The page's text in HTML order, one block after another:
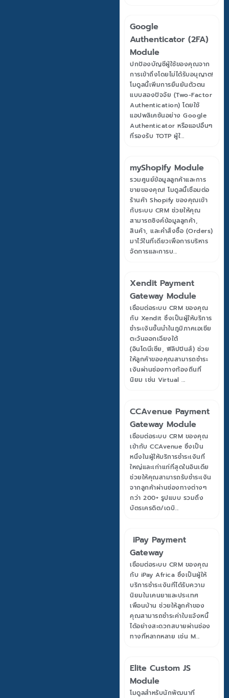
Google
Authenticator (2FA)
Module
ปกป้องบัญชีผู้ใช้ของคุณจาก
การเข้าถึงโดยไม่ได้รับอนุญาต!
โมดูลนี้เพิ่มการยืนยันตัวตน
แบบสองปัจจัย (Two-Factor
Authentication) โดยใช้
แอปพลิเคชันอย่าง Google
Authenticator หรือแอปอื่นๆ
ที่รองรับ TOTP ผู้ใ...
myShopify Module
รวมศูนย์ข้อมูลลูกค้าและการ
ขายของคุณ! โมดูลนี้เชื่อมต่อ
ร้านค้า Shopify ของคุณเข้า
กับระบบ CRM ช่วยให้คุณ
สามารถซิงค์ข้อมูลลูกค้า,
สินค้า, และคำสั่งซื้อ (Orders)
มาไว้ในที่เดียวเพื่อการบริหาร
จัดการและการบ...
Xendit Payment
Gateway Module
เชื่อมต่อระบบ CRM ของคุณ
กับ Xendit ซึ่งเป็นผู้ให้บริการ
ชำระเงินชั้นนำในภูมิภาคเอเชีย
ตะวันออกเฉียงใต้
(อินโดนีเซีย, ฟิลิปปินส์) ช่วย
ให้ลูกค้าของคุณสามารถชำระ
เงินผ่านช่องทางท้องถิ่นที่
นิยม เช่น Virtual ...
CCAvenue Payment
Gateway Module
เชื่อมต่อระบบ CRM ของคุณ
เข้ากับ CCAvenue ซึ่งเป็น
หนึ่งในผู้ให้บริการชำระเงินที่
ใหญ่และเก่าแก่ที่สุดในอินเดีย
ช่วยให้คุณสามารถรับชำระเงิน
จากลูกค้าผ่านช่องทางต่างๆ
กว่า 200+ รูปแบบ รวมถึง
บัตรเครดิต/เดบิ...
iPay Payment
Gateway
เชื่อมต่อระบบ CRM ของคุณ
กับ iPay Africa ซึ่งเป็นผู้ให้
บริการชำระเงินที่ได้รับความ
นิยมในเคนยาและประเทศ
เพื่อนบ้าน ช่วยให้ลูกค้าของ
คุณสามารถชำระค่าใบแจ้งหนี้
ได้อย่างสะดวกสบายผ่านช่อง
ทางที่หลากหลาย เช่น M...
Elite Custom JS
Module
โมดูลสำหรับนักพัฒนาที่